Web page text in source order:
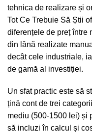
tehnica de realizare și
Tot Ce Trebuie Să Știi
diferențele de preț între
din lână realizate
decât cele industriale,
de gamă al investiției.
Un sfat practic este să
țină cont de trei
mediu (500-1500 lei) și
să incluzi în calcul și